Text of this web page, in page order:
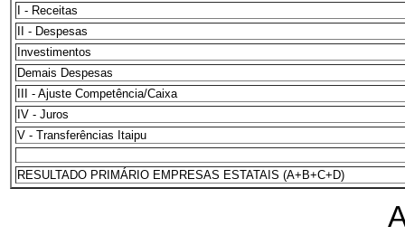
I - Receitas
II - Despesas
Investimentos
Demais Despesas
III - Ajuste Competência/Caixa
IV - Juros
V - Transferências Itaipu
RESULTADO PRIMÁRIO EMPRESAS ESTATAIS (A+B+C+D)